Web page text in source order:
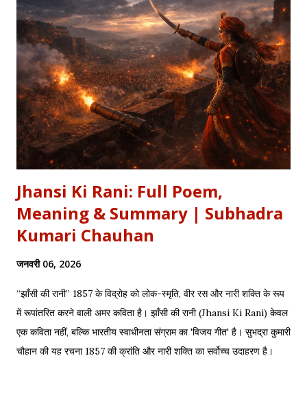
Jhansi Ki Rani: Full Poem,
Meaning & Summary | Subhadra
Kumari Chauhan
जनवरी 06, 2026
“झाँसी की रानी” 1857 के विद्रोह को लोक-स्मृति, वीर रस और नारी शक्ति के रूप
में रूपांतरित करने वाली अमर कविता है। झाँसी की रानी (Jhansi Ki Rani) केवल
एक कविता नहीं, बल्कि भारतीय स्वाधीनता संग्राम का 'विजय गीत' है। सुभद्रा कुमारी
चौहान की यह रचना 1857 की क्रांति और नारी शक्ति का सर्वोच्च उदाहरण है।